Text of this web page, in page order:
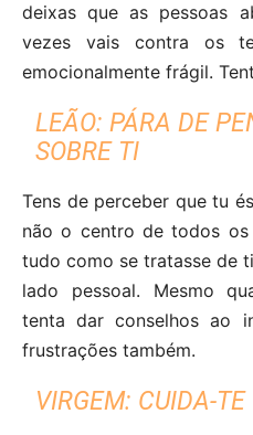
deixas que as pessoas
vezes vais contra os
emocionalmente frágil.
LEÃO: PÁRA DE
SOBRE TI
Tens de perceber que tu
não o centro de todos os
tudo como se tratasse de
lado pessoal. Mesmo
tenta dar conselhos ao
frustrações também.
VIRGEM: CUIDA-TE